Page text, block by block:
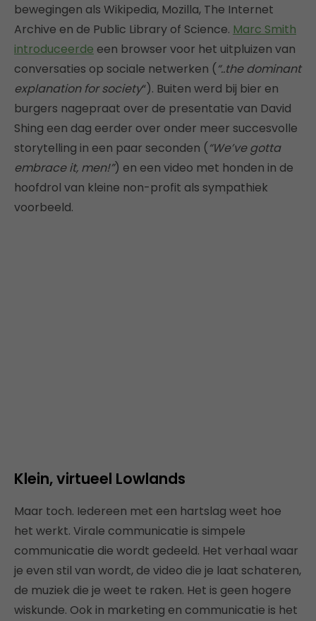
bewegingen als Wikipedia, Mozilla, The Internet
Archive en de Public Library of Science. Marc Smith
introduceerde een browser voor het uitpluizen van
conversaties op sociale netwerken (“..the dominant
explanation for society“). Buiten werd bij bier en
burgers nagepraat over de presentatie van David
Shing een dag eerder over onder meer succesvolle
storytelling in een paar seconden (“We’ve gotta
embrace it, men!”) en een video met honden in de
hoofdrol van kleine non-profit als sympathiek
voorbeeld.
Klein, virtueel Lowlands
Maar toch. Iedereen met een hartslag weet hoe
het werkt. Virale communicatie is simpele
communicatie die wordt gedeeld. Het verhaal waar
je even stil van wordt, de video die je laat schateren,
de muziek die je weet te raken. Het is geen hogere
wiskunde. Ook in marketing en communicatie is het